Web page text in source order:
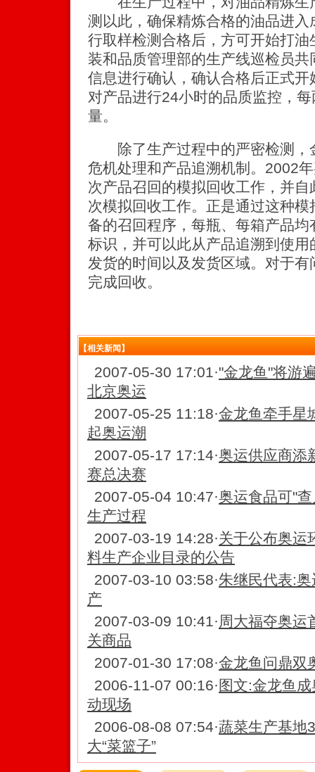
测以此，确保精炼合格的油品进
行取样检测合格后，方可开始打
装和品质管理部的生产线巡检员
信息进行确认，确认合格后正式
对产品进行24小时的品质监控，
量。
除了生产过程中的严密检测，
危机处理和产品追溯机制。2002
次产品召回的模拟回收工作，并
次模拟回收工作。正是通过这种
备的召回程序，每瓶、每箱产品
标识，并可以此从产品追溯到使
发货的时间以及发货区域。对于
完成回收。
【相关新闻】
2007-05-30 17:01·"金龙鱼"将游
北京奥运
2007-05-25 11:18·金龙鱼牵手星
起奥运潮
2007-05-17 17:14·奥运供应商添
赛总决赛
2007-05-04 10:47·奥运食品可"
生产过程
2007-03-19 14:28·关于公布奥运
料生产企业目录的公告
2007-03-10 03:58·朱继民代表:
产
2007-03-09 10:41·周大福夺奥运
关商品
2007-01-30 17:08·金龙鱼问鼎双
2006-11-07 00:16· 图文:金龙鱼
动现场
2006-08-08 07:54·蔬菜生产基地
大“菜篮子”